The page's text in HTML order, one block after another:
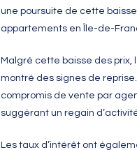
une poursuite de cette
appartements en Île-de-
Malgré cette baisse des prix,
montré des signes de
compromis de vente par
suggérant un regain
Les taux d’intérêt ont